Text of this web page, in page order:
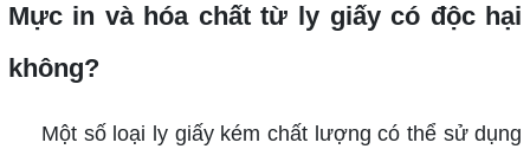
Mực in và hóa chất từ ly giấy có độc hại
không?
Một số loại ly giấy kém chất lượng có thể sử dụng